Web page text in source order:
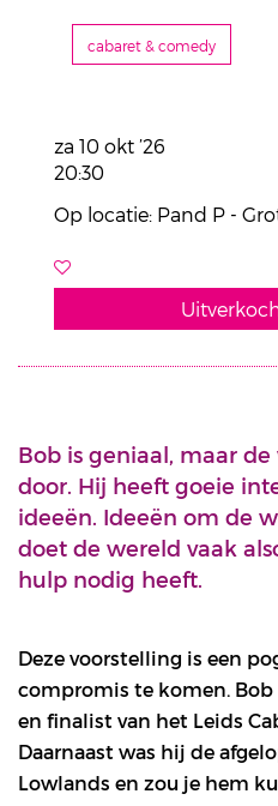
cabaret & comedy
za 10 okt ’26
20:30
Op locatie: Pand P -
Bob is geniaal, maar
door. Hij heeft goeie
ideeën. Ideeën om de
doet de wereld vaak
hulp nodig heeft.
Deze voorstelling is een
compromis te komen.
en finalist van het Leids
Daarnaast was hij de
Lowlands en zou je hem